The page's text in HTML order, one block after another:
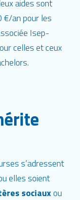
aides sont
€/an pour les
Isep-
celles et ceux
s’adressent
elles soient
sociauxou